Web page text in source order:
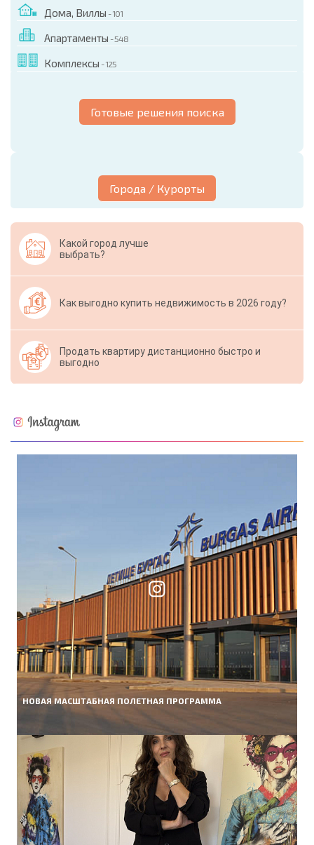
Дома, Виллы - 101
Апартаменты - 548
Комплексы - 125
Готовые решения поиска
Города / Курорты
Какой город лучше
выбрать?
Как выгодно купить недвижимость в 2026 году?
Продать квартиру дистанционно быстро и
выгодно
НОВАЯ МАСШТАБНАЯ ПОЛЕТНАЯ ПРОГРАММА